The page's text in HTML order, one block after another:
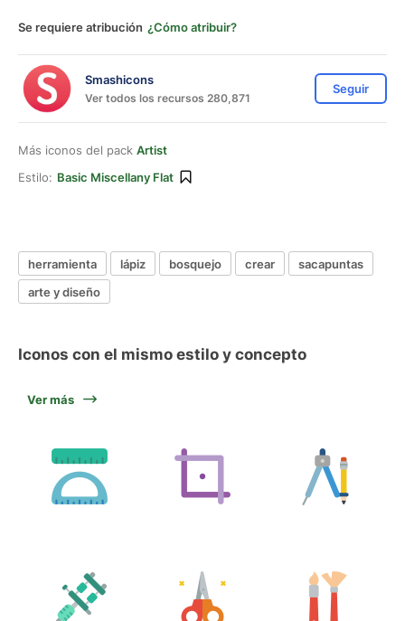
Se requiere atribución ¿Cómo atribuir?
Smashicons
Ver todos los recursos 280,871
Seguir
Más iconos del pack Artist
Estilo: Basic Miscellany Flat
herramienta lápiz bosquejo crear
sacapuntas
arte y diseño
Iconos con el mismo estilo y concepto
Ver más